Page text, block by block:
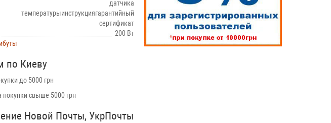
датчика
температурыинструкциягарантийный
сертификат
200 Вт
по Киеву
до 5000 грн
покупки свыше 5000 грн
Новой Почты, УкрПочты